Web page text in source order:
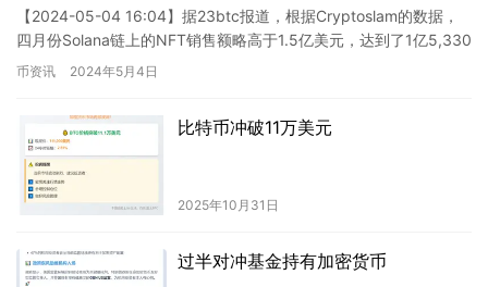
【2024-05-04 16:04】据23btc报道，根据Cryptoslam的数据，
四月份Solana链上的NFT销售额略高于1.5亿美元，达到了1亿5,330
万美元。这一数字创…
币资讯 2024年5月4日
比特币冲破11万美元
2025年10月31日
过半对冲基金持有加密货币